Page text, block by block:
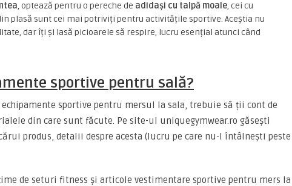
, optează pentru o pereche de adidași cu talpă moale, cei cu
plasă sunt cei mai potriviți pentru activitățile sportive. Aceștia nu
dar îți și lasă picioarele să respire, lucru esențial atunci când
sportive pentru sală?
sportive pentru mersul la sala, trebuie să ții cont de
din care sunt făcute. Pe site-ul uniquegymwear.ro găsești
produs, detalii despre acesta (lucru pe care nu-l întâlnești peste
de seturi fitness și articole vestimentare sportive pentru mers la